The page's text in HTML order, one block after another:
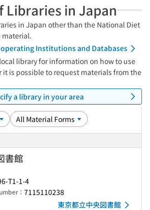
Libraries in Japan
in Japan other than the National Diet
material.
Institutions and Databases
library for information on how to use
it is possible to request materials from the
a library in your area
書館
T1-1-4
： 7115110238
東京都立中央図書館